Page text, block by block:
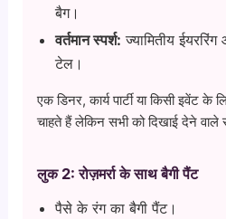
बैग।
वर्तमान स्पर्श: ज्यामितीय
टेल।
एक डिनर, कार्य पार्टी या किसी इवेंट के
चाहते हैं लेकिन सभी को दिखाई देने वाले
लुक 2: रोज़मर्रा के साथ बैगी पैंट
पैसे के रंग का बैगी पैंट।